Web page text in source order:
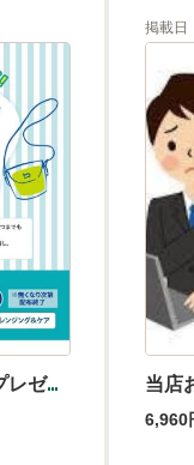
「超ハピ！サマークーポン」プレゼント
掲載日
当店
6,960